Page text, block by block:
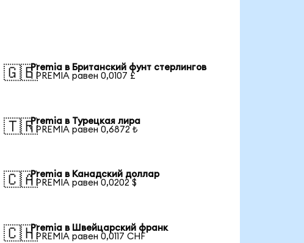
🇬🇧Premia в Британский фунт стерлингов
1 PREMIA равен 0,0107 £
🇹🇷Premia в Турецкая лира
1 PREMIA равен 0,6872 ₺
🇨🇦Premia в Канадский доллар
1 PREMIA равен 0,0202 $
🇨🇭Premia в Швейцарский франк
1 PREMIA равен 0,0117 CHF